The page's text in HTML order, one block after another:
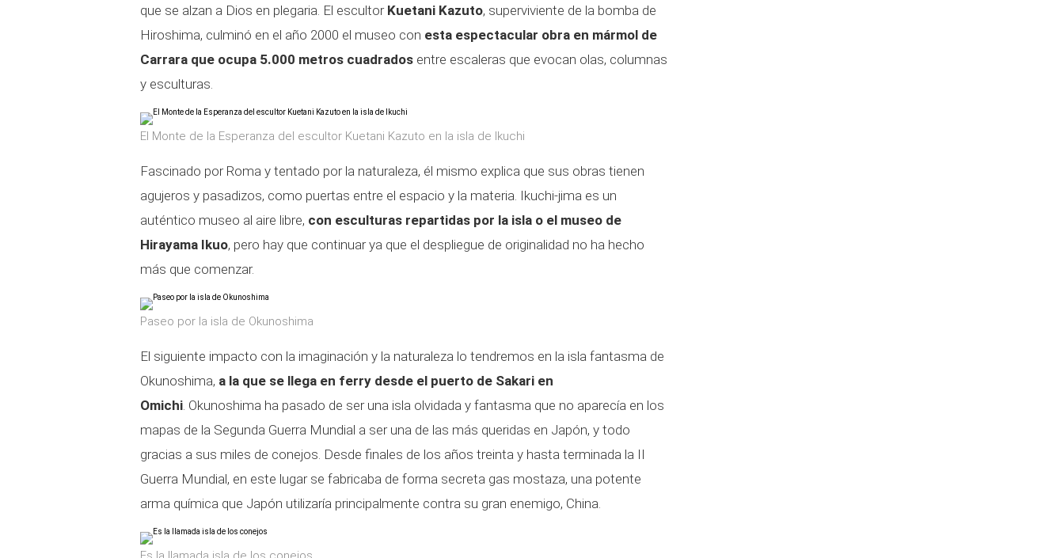
que se alzan a Dios en plegaria. El escultor Kuetani Kazuto, superviviente de la bomba de
Hiroshima, culminó en el año 2000 el museo con esta espectacular obra en mármol de
Carrara que ocupa 5.000 metros cuadrados entre escaleras que evocan olas, columnas
y esculturas.
El Monte de la Esperanza del escultor Kuetani Kazuto en la isla de Ikuchi
Fascinado por Roma y tentado por la naturaleza, él mismo explica que sus obras tienen
agujeros y pasadizos, como puertas entre el espacio y la materia. Ikuchi-jima es un
auténtico museo al aire libre, con esculturas repartidas por la isla o el museo de
Hirayama Ikuo, pero hay que continuar ya que el despliegue de originalidad no ha hecho
más que comenzar.
Paseo por la isla de Okunoshima
El siguiente impacto con la imaginación y la naturaleza lo tendremos en la isla fantasma de
Okunoshima, a la que se llega en ferry desde el puerto de Sakari en
Omichi. Okunoshima ha pasado de ser una isla olvidada y fantasma que no aparecía en los
mapas de la Segunda Guerra Mundial a ser una de las más queridas en Japón, y todo
gracias a sus miles de conejos. Desde finales de los años treinta y hasta terminada la II
Guerra Mundial, en este lugar se fabricaba de forma secreta gas mostaza, una potente
arma química que Japón utilizaría principalmente contra su gran enemigo, China.